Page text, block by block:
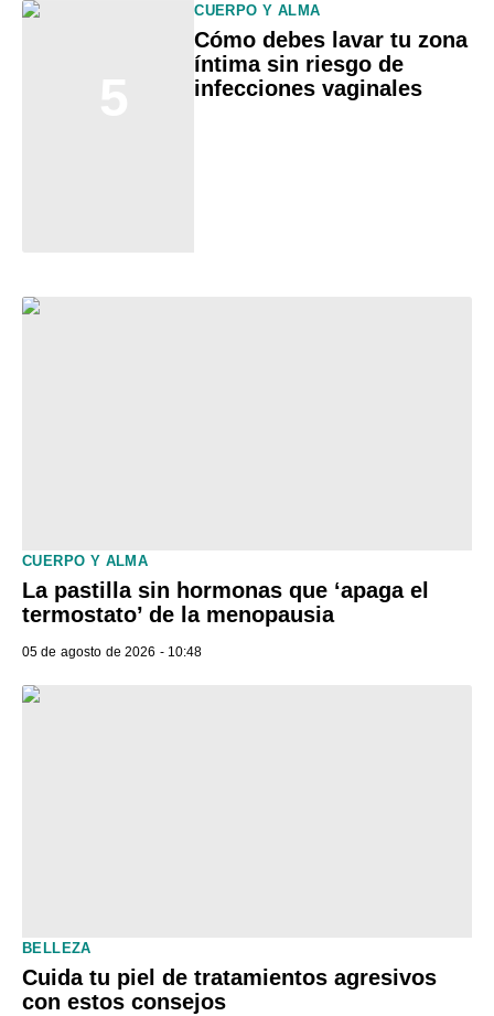
CUERPO Y ALMA
Cómo debes lavar tu zona
íntima sin riesgo de
infecciones vaginales
CUERPO Y ALMA
La pastilla sin hormonas que ‘apaga el
termostato’ de la menopausia
05 de agosto de 2026 - 10:48
BELLEZA
Cuida tu piel de tratamientos agresivos
con estos consejos